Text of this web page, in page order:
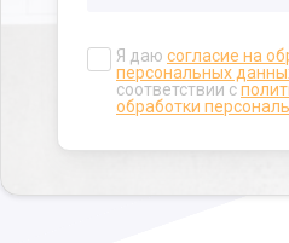
Я даю согласие на
персональных
соответствии с
обработки